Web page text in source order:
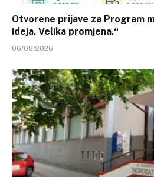
Otvorene prijave za Program
ideja. Velika promjena.“
06/08/2026